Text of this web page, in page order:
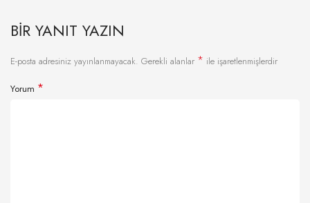
BIR YANIT YAZIN
E-posta adresiniz yayınlanmayacak. Gerekli alanlar * ile işaretlenmişlerdir
Yorum *